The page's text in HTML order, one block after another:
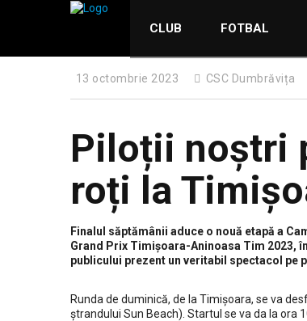
CLUB FOTBAL
13 octombrie 2023 CSC Dumbrăvița
Piloții noștri
roți la
Finalul săptămânii aduce o nouă etapă a
Grand Prix Timișoara-Aninoasa Tim 2023,
publicului prezent un veritabil spectacol pe
Runda de duminică, de la Timișoara, se va
ștrandului Sun Beach). Startul se va da la ora